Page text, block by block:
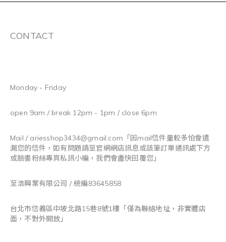
CONTACT
Monday - Friday
open 9am / break 12pm - 1pm / close 6pm
Mail / ariesshop3434@gmail.com 「因mail信件量較多怕會遺
漏您的信件，如有問題請至官網網店訊息或該筆訂單通訊處下方
或臉書粉絲專頁私訊小編，我們會盡快回覆您」
至浩興業有限公司 / 統編83645858
台北市信義區中坡北路15巷8號1樓「僅為聯絡地址，非實體店
面，不對外開放」